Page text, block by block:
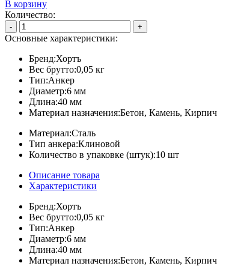
В корзину
Количество:
- +
Основные характеристики:
Бренд:Хортъ
Вес брутто:0,05 кг
Тип:Анкер
Диаметр:6 мм
Длина:40 мм
Материал назначения:Бетон, Камень, Кирпич
Материал:Сталь
Тип анкера:Клиновой
Количество в упаковке (штук):10 шт
Описание товара
Характеристики
Бренд:Хортъ
Вес брутто:0,05 кг
Тип:Анкер
Диаметр:6 мм
Длина:40 мм
Материал назначения:Бетон, Камень, Кирпич